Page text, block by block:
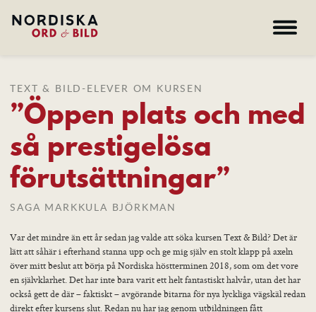
Bildskolan
Biografiskt berättande
Skriva klart
Lärare
Nyheter
Hem – Nordiska folkhögskolan
Kurser
Om skolan
Nyheter
Konferens & B&B
TEXT & BILD-ELEVER OM KURSEN
”Öppen plats och med
så prestigelösa
förutsättningar”
SAGA MARKKULA BJÖRKMAN
Var det mindre än ett år sedan jag valde att söka kursen Text & Bild? Det är
lätt att såhär i efterhand stanna upp och ge mig själv en stolt klapp på axeln
över mitt beslut att börja på Nordiska höstterminen 2018, som om det vore
en självklarhet. Det har inte bara varit ett helt fantastiskt halvår, utan det har
också gett de där – faktiskt – avgörande bitarna för nya lyckliga vägskäl redan
direkt efter kursens slut. Redan nu har jag genom utbildningen fått